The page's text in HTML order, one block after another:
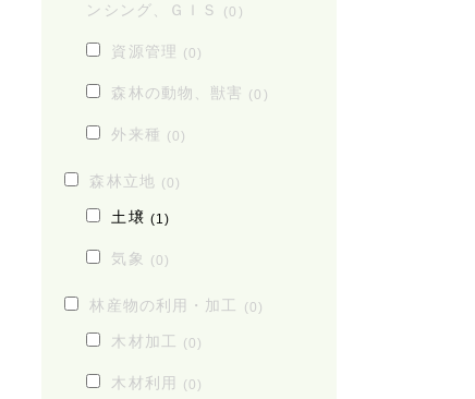
ンシング、ＧＩＳ
(0)
資源管理 (0)
森林の動物、獣害 (0)
外来種 (0)
森林立地 (0)
土壌 (1)
気象 (0)
林産物の利用・加工 (0)
木材加工 (0)
木材利用 (0)